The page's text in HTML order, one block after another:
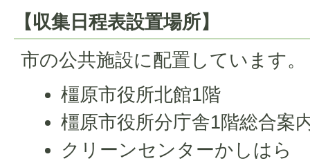
【収集日程表設置場所】
市の公共施設に配置しています。
橿原市役所北館1階
橿原市役所分庁舎1階総合案
クリーンセンターかしはら